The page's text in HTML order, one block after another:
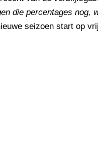
die percentages nog,
seizoen start op